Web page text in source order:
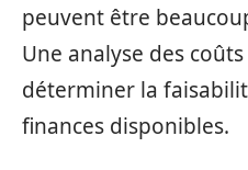
peuvent être
Une analyse des
déterminer la
finances disponibles.